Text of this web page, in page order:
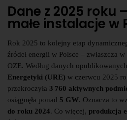
Dane z 2025 roku
małe instalacje w
Rok 2025 to kolejny etap
źródeł energii w Polsce – zwłaszcza
OZE. Według danych
Energetyki (URE) w czerwcu 2025
przekroczyła 3 760 aktywnych
osiągnęła ponad 5 GW. Oznacza to
do roku 2024. Co więcej, produkcja